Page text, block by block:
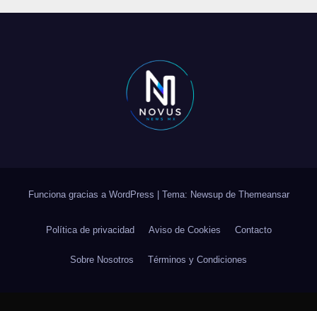
Funciona gracias a WordPress Tema: Newsup de Themeansar
Política de privacidad Aviso de Cookies Contacto
Sobre Nosotros Términos y Condiciones